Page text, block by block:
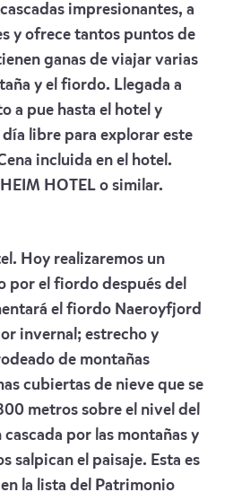
impresionantes, a
y ofrece tantos puntos de
ganas de viajar varias
y el fiordo. Llegada a
a pue hasta el hotel y
libre para explorar este
incluida en el hotel.
HOTEL o similar.
Hoy realizaremos un
por el fiordo después del
el fiordo Naeroyfjord
invernal; estrecho y
de montañas
cubiertas de nieve que se
metros sobre el nivel del
cascada por las montañas y
salpican el paisaje. Esta es
la lista del Patrimonio